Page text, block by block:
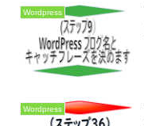
Wordpress
Wordpress